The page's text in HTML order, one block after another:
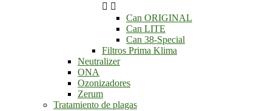
 
Can ORIGINAL
Can LITE
Can 38-Special
Filtros Prima Klima
Neutralizer
ONA
Ozonizadores
Zerum
Tratamiento de plagas